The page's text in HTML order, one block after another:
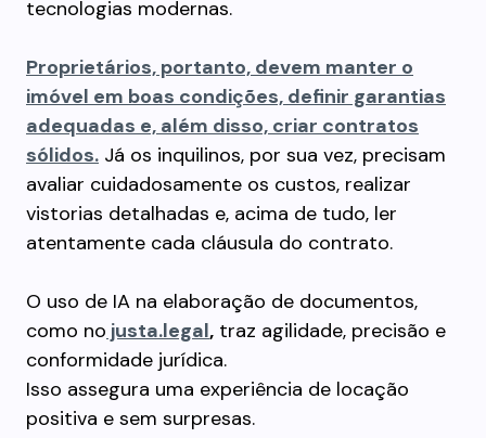
tecnologias modernas.
Proprietários, portanto, devem manter o
imóvel em boas condições, definir garantias
adequadas e, além disso, criar contratos
sólidos. Já os inquilinos, por sua vez, precisam
avaliar cuidadosamente os custos, realizar
vistorias detalhadas e, acima de tudo, ler
atentamente cada cláusula do contrato.
O uso de IA na elaboração de documentos,
como no justa.legal, traz agilidade, precisão e
conformidade jurídica.
Isso assegura uma experiência de locação
positiva e sem surpresas.